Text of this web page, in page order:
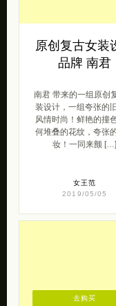
原创复古女装
品牌 南君
南君 带来的一组原创
装设计，一组夸张的
风情时尚！鲜艳的撞
何堆叠的花纹，夸张
妆！一同来颤 […]
女王范
2019/05/05
去购买